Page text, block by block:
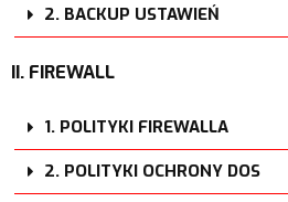
2. BACKUP USTAWIEŃ
II. FIREWALL
1. POLITYKI FIREWALLA
2. POLITYKI OCHRONY DOS